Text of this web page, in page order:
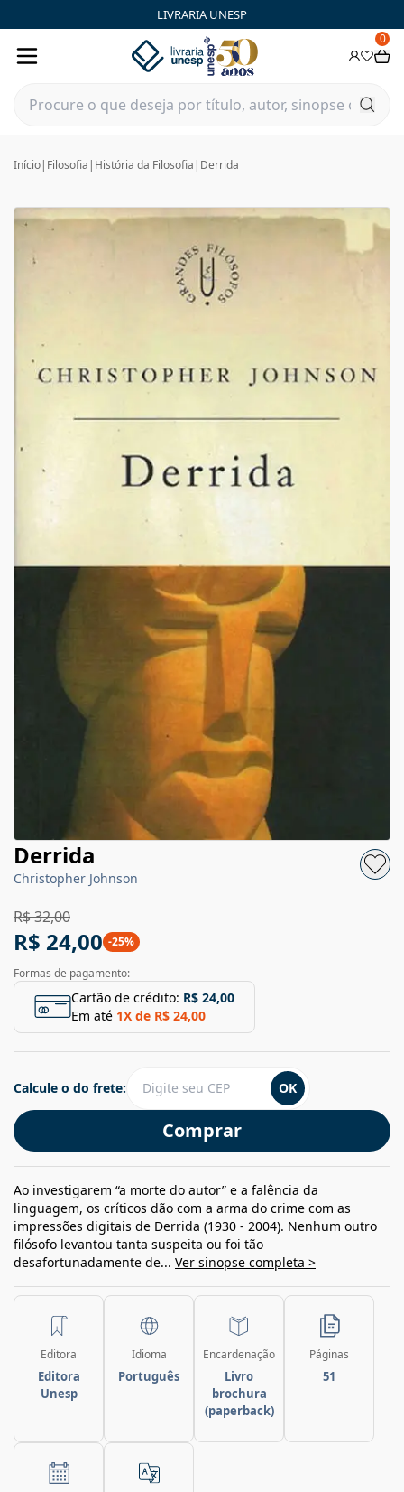
LIVRARIA UNESP
0
Início| Filosofia | História da Filosofia | Derrida
Derrida
Christopher Johnson
R$ 32,00
R$ 24,00 -25%
Formas de pagamento:
Cartão de crédito: R$ 24,00
Em até 1X de R$ 24,00
Comprar
Calcule o do frete: OK
Ao investigarem “a morte do autor” e a falência da
linguagem, os críticos dão com a arma do crime com as
impressões digitais de Derrida (1930 - 2004). Nenhum outro
filósofo levantou tanta suspeita ou foi tão
desafortunadamente de... Ver sinopse completa >
Editora
Editora
Unesp
Idioma
Português
Encardenação
Livro
brochura
(paperback)
Páginas
51